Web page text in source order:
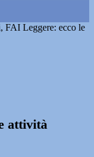
FAI Leggere: ecco le
attività